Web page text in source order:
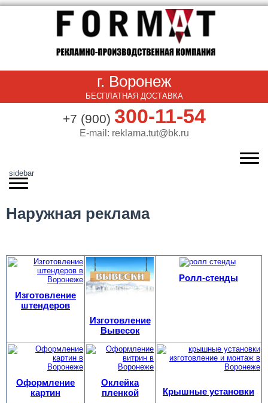
г. Воронеж
БЕСПЛАТНАЯ ДОСТАВКА
+7 (900) 300-11-54
E-mail: reklama.tut@bk.ru
sidebar
Наружная реклама
Изготовление
штендеров
Изготовление
Вывесок
Ролл-стенды
Оформление
картин
Оклейка
пленкой
Крышные установки